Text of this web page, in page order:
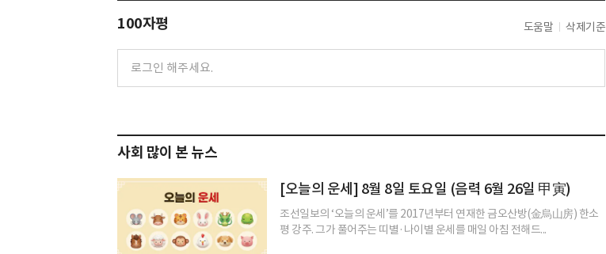
100자평 도움말 삭제기준
사회 많이 본 뉴스
[오늘의 운세] 8월 8일 토요일 (음력 6월 26일 甲寅)
조선일보의 ‘오늘의 운세’를 2017년부터 연재한 금오산방(金烏山房) 한소
평 강주. 그가 풀어주는 띠별·나이별 운세를 매일 아침 전해드...